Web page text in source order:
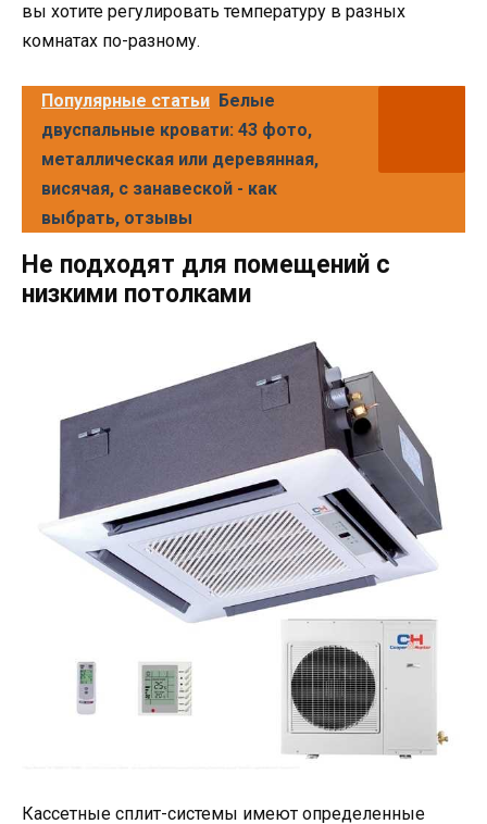
вы хотите регулировать температуру в разных
комнатах по-разному.
Популярные статьи Белые
двуспальные кровати: 43 фото,
металлическая или деревянная,
висячая, с занавеской - как
выбрать, отзывы
Не подходят для помещений с
низкими потолками
Кассетные сплит-системы имеют определенные